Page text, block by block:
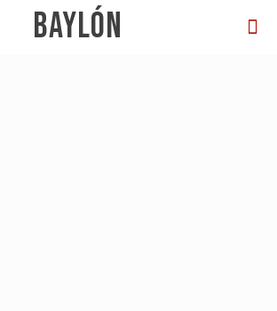
BAYLÓN